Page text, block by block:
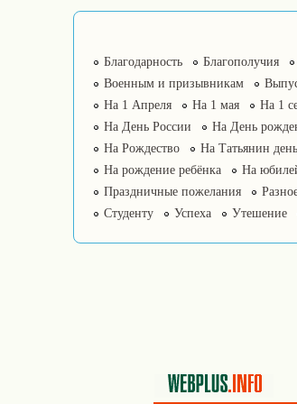
Благодарность Благополучия
Военным и призывникам
На 1 Апреля
На 1 мая На 1
На День России
На День
На Рождество
На Татьянин день
На рождение ребёнка
На
Праздничные пожелания
Студенту
Успеха Утешение